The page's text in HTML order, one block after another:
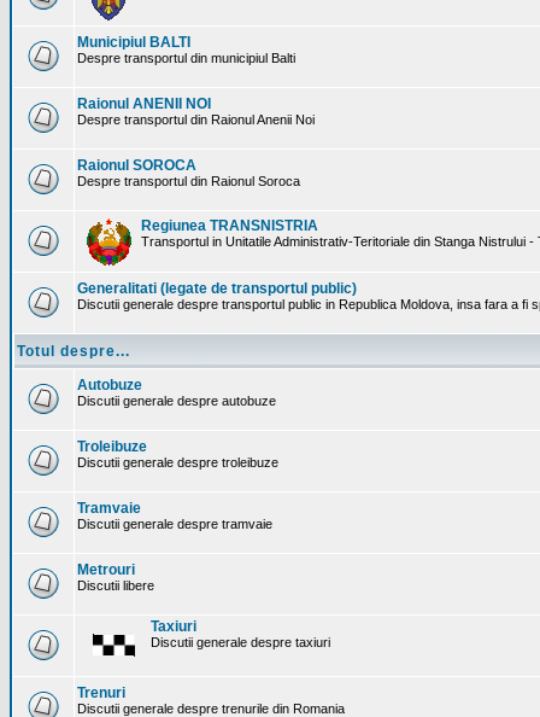
Municipiul BALTI
Despre transportul din municipiul Balti
Raionul ANENII NOI
Despre transportul din Raionul Anenii Noi
Raionul SOROCA
Despre transportul din Raionul Soroca
Regiunea TRANSNISTRIA
Transportul in Unitatile Administrativ-Teritoriale din Stanga Nistrului -
Generalitati (legate de transportul public)
Discutii generale despre transportul public in Republica Moldova, insa fara a fi
Totul despre...
Autobuze
Discutii generale despre autobuze
Troleibuze
Discutii generale despre troleibuze
Tramvaie
Discutii generale despre tramvaie
Metrouri
Discutii libere
Taxiuri
Discutii generale despre taxiuri
Trenuri
Discutii generale despre trenurile din Romania